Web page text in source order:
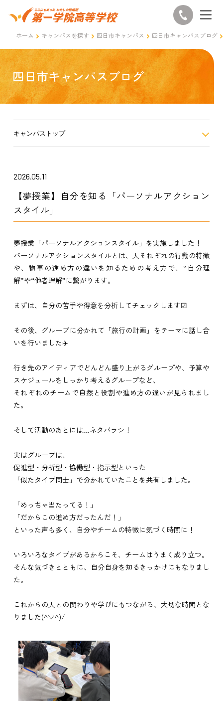
ホーム キャンパスを探す 四日市キャンパス 四日市キャンパスブログ
四日市キャンパスブログ
キャンパストップ
2026.05.11
【夢授業】自分を知る「パーソナルアクション
スタイル」
夢授業「パーソナルアクションスタイル」を実施しました！
パーソナルアクションスタイルとは、人それぞれの行動の特徴
や、物事の進め方の違いを知るための考え方で、“自分理
解”や“他者理解”に繋がります。
まずは、自分の苦手や得意を分析してチェックします☑
その後、グループに分かれて「旅行の計画」をテーマに話し合
いを行いました✈️
行き先のアイディアでどんどん盛り上がるグループや、予算や
スケジュールをしっかり考えるグループなど、
それぞれのチームで自然と役割や進め方の違いが見られまし
た。
そして活動のあとには…ネタバラシ！
実はグループは、
促進型・分析型・協働型・指示型といった
「似たタイプ同士」で分かれていたことを共有しました。
「めっちゃ当たってる！」
「だからこの進め方だったんだ！」
といった声も多く、自分やチームの特徴に気づく時間に！
いろいろなタイプがあるからこそ、チームはうまく成り立つ。
そんな気づきとともに、自分自身を知るきっかけにもなりまし
た。
これからの人との関わりや学びにもつながる、大切な時間とな
りました(^▽^)/